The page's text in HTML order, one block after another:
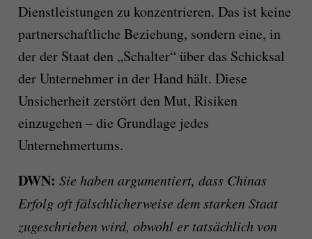
Dienstleistungen zu konzentrieren. Das ist keine
partnerschaftliche Beziehung, sondern eine, in
der der Staat den „Schalter“ über das Schicksal
der Unternehmer in der Hand hält. Diese
Unsicherheit zerstört den Mut, Risiken
einzugehen – die Grundlage jedes
Unternehmertums.
DWN: Sie haben argumentiert, dass Chinas
Erfolg oft fälschlicherweise dem starken Staat
zugeschrieben wird, obwohl er tatsächlich von